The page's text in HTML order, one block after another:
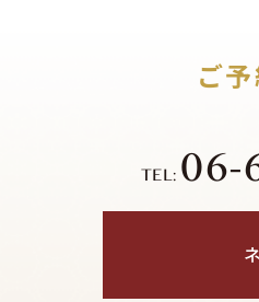
ご
TEL: 06-